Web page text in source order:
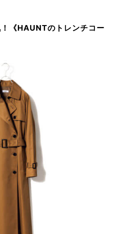
《HAUNTのトレンチコー